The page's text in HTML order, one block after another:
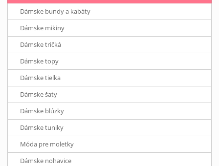
Dámske bundy a kabáty
Dámske mikiny
Dámske tričká
Dámske topy
Dámske tielka
Dámske šaty
Dámske blúzky
Dámske tuniky
Móda pre moletky
Dámske nohavice